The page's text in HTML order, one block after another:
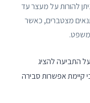
להורות על מעצר עד
מצטברים, כאשר
על התביעה להציג
קיימת אפשרות סבירה